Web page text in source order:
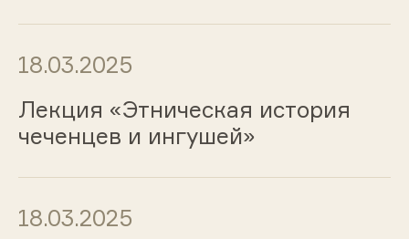
18.03.2025
Лекция «Этническая история
чеченцев и ингушей»
18.03.2025